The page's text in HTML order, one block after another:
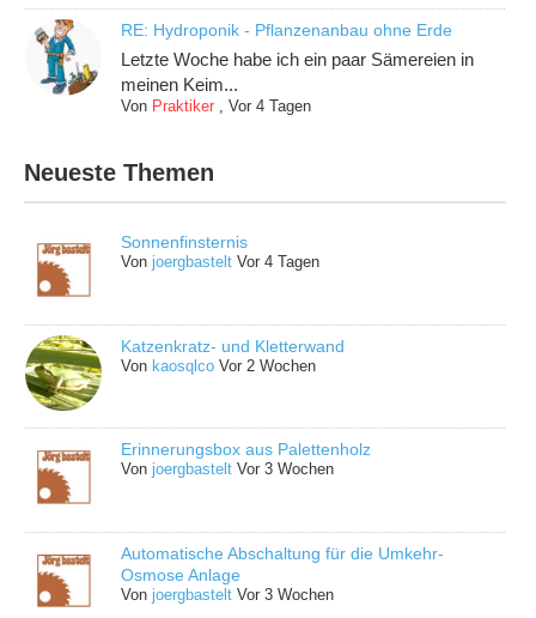
RE: Hydroponik - Pflanzenanbau ohne Erde
Letzte Woche habe ich ein paar Sämereien in
meinen Keim...
Von Praktiker ,Vor 4 Tagen
Neueste Themen
Sonnenfinsternis
Vonjoergbastelt Vor 4 Tagen
Katzenkratz- und Kletterwand
Vonkaosqlco Vor 2 Wochen
Erinnerungsbox aus Palettenholz
Vonjoergbastelt Vor 3 Wochen
Automatische Abschaltung für die Umkehr-
Osmose Anlage
Vonjoergbastelt Vor 3 Wochen